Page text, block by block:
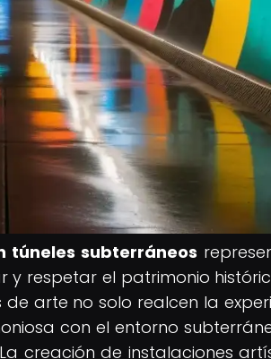
túneles subterráneos
respetar el patrimonio
arte no solo realcen la
con el entorno
creación de instalaciones